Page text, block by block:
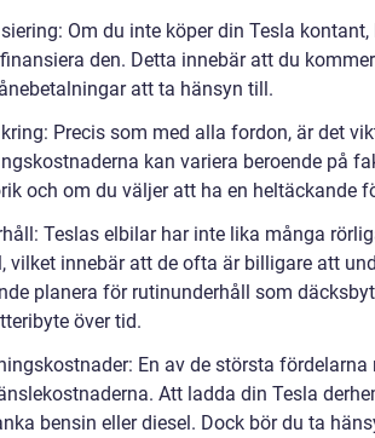
Om du inte köper din Tesla
den. Detta innebär att du
att ta hänsyn till.
Precis som med alla fordon, är det
kan variera beroende på
och om du väljer att ha en heltäckande
Teslas elbilar har inte lika många
vilket innebär att de ofta är billigare att
planera för rutinunderhåll som
över tid.
En av de största
Att ladda din Tesla
bensin eller diesel. Dock bör du ta